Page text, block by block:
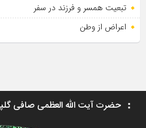
تبعیت همسر و فرزند در سفر
اعراض از وطن
حضرت آیت الله العظمی صافی